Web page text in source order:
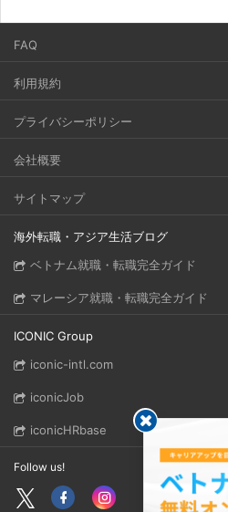
FAQ
利用規約
プライバシーポリシー
会社概要
サイトマップ
海外転職・アジア生活ブログ
ベトナム就職・転職完全ガイド
マレーシア就職・転職完全ガイド
ICONIC Group
iconic-intl.com
iconicJob
iconicHRbase
Follow us!